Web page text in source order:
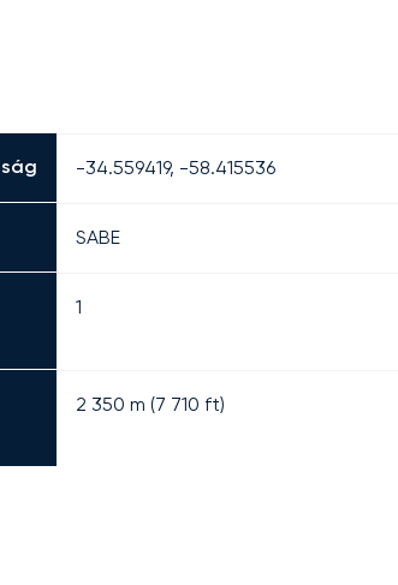
-34.559419, -58.415536
SABE
1
2 350 m (7 710 ft)